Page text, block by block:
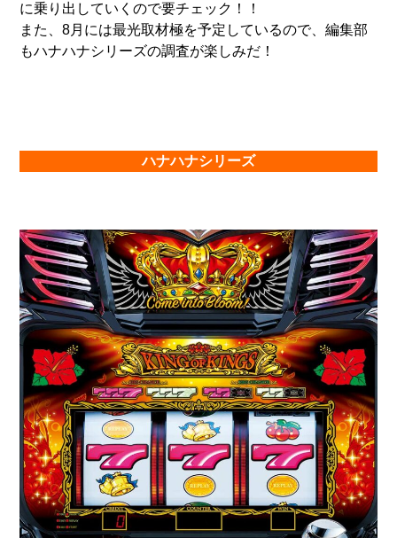
に乗り出していくので要チェック！！
また、8月には最光取材極を予定しているので、編集部
もハナハナシリーズの調査が楽しみだ！
ハナハナシリーズ